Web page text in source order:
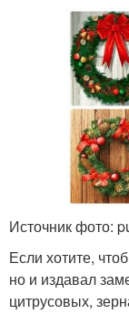
Источник фото:
Если хотите,
но и издавал
цитрусовых,